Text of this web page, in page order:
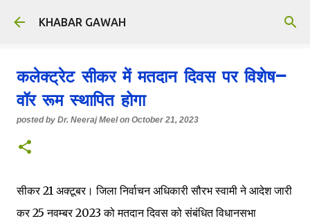
Skip to main content
KHABAR GAWAH
कलेक्ट्रेट सीकर में मतदान दिवस पर विशेष—
वॉर रूम स्थापित होगा
posted by Dr. Neeraj Meel on October 21, 2023
सीकर 21 अक्टूबर। जिला निर्वाचन अधिकारी सौरभ स्वामी ने आदेश जारी
कर 25 नवम्बर 2023 को मतदान दिवस को संबंधित विधानसभा